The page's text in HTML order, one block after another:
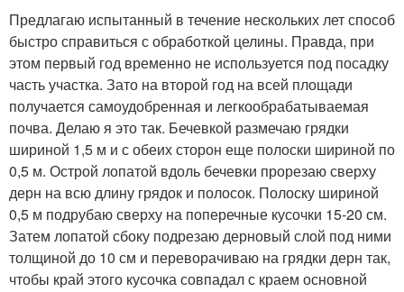
Предлагаю испытанный в течение нескольких лет способ
быстро справиться с обработкой целины. Правда, при
этом первый год временно не используется под посадку
часть участка. Зато на второй год на всей площади
получается самоудобренная и легкообрабатываемая
почва. Делаю я это так. Бечевкой размечаю грядки
шириной 1,5 м и с обеих сторон еще полоски шириной по
0,5 м. Острой лопатой вдоль бечевки прорезаю сверху
дерн на всю длину грядок и полосок. Полоску шириной
0,5 м подрубаю сверху на поперечные кусочки 15-20 см.
Затем лопатой сбоку подрезаю дерновый слой под ними
толщиной до 10 см и переворачиваю на грядки дерн так,
чтобы край этого кусочка совпадал с краем основной